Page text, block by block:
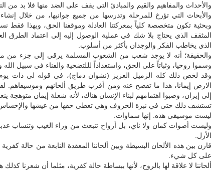
والأحداث والمفاهيم والقيم والمبادئ التي يقف على الضد منها فلا بد من
والأبحاث التي تؤرخ للمرحلة وتدرسها من جميع جوانبها، من خلال
وبحثية تكون متخصصة كلياً بمعركتنا العادلة وموقفنا الحق، وبهذا فقط
المثقف الذي يحتاج بلا شك في عملية الوصول إليه إلى اعتماد الطرق
الذي يخاطب الفكر والوجدان بأكثر من أسلوب.
والحقيقة؛ أنه لا يوجد شعب من الشعوب المسلمة يرقى إلى جزء من ما
وسموا روحيا، وثباتاً على الحق، واستعداداً لللتضحية والفناء في سبيل
وقد لخص ذلك كله الزميل العزيز (نشوان دماج)، في قوله لي ذات
الارض إيمانا، هذا ما تفصح عنه ومن أقرب طريق ألحانهم وموسيقاهم.
إلى إيران، وصبوا اهتمامهم لبناء الإنسان هناك، لأنه شعلة إيمان
تستشف ذلك حتى في نبرة الحروف وهي تعطى حقها من عيشها والإحساس
ليست موسيقى هذه. إنها سماوات.
وليست أصوات كمان ولا ناي، بل أرواح تنبعث من وراء الغيب وتنساب
الأزل.
قارن بين هذه الألحان البسيطة وبين ألحاننا المعقدة النابعة من حالة
على كل شيء.
ألحاننا لا علاقة لها بالروح، لأنها ببساطة حالة كفرية، مثلما أن شعرنا كذلك